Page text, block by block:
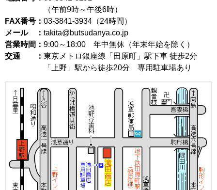
（午前9時～午後6時）
FAX番号： 03-3841-3934（24時間）
メール ： takita@butsudanya.co.jp
営業時間： 9:00～18:00 年中無休（年末年始を除く）
交通 ： 東京メトロ銀座線「田原町」駅下車 徒歩2分
「上野」駅から徒歩20分 専用駐車場あり